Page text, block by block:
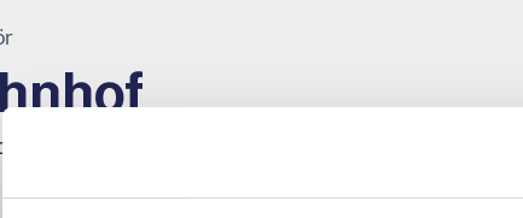
är framförallt en bredbandsoperatör, samt har tv